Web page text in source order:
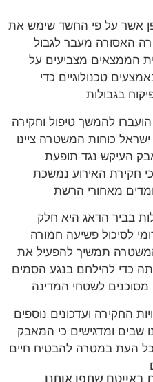
אשר על פי החשד שימש את
האסורה מעבר לגבול
הממצאים מצביעים על
טכנולוגיים כדי
בגבולות
להמשך טיפול וחקירה
כוחות המשטרה ציינו
העיקש נגד תופעת
חקירת האירוע נמשכת
מאחורי הרשת
בביר הדאג היא חלק
לסיכול פשיעה חמורה
המשטרה תמשיך להפעיל את
כדי להילחם בנגע הסמים
לשטחי המדינה
החקירה ועדכונים נוספים
שבים ומדגישים כי המאבק
העת במטרה להבטיח חיים